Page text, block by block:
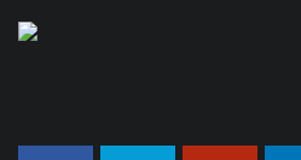
Energinya